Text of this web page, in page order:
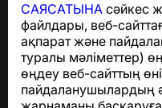
САЯСАТЫНА сәйкес
файлдары, веб-
ақпарат және
туралы мәліметтер)
өңдеу веб-сайттың
пайдаланушылардың
Анықтама орталығы
Жаңалықтар мен
мақалалар
Жоба туралы